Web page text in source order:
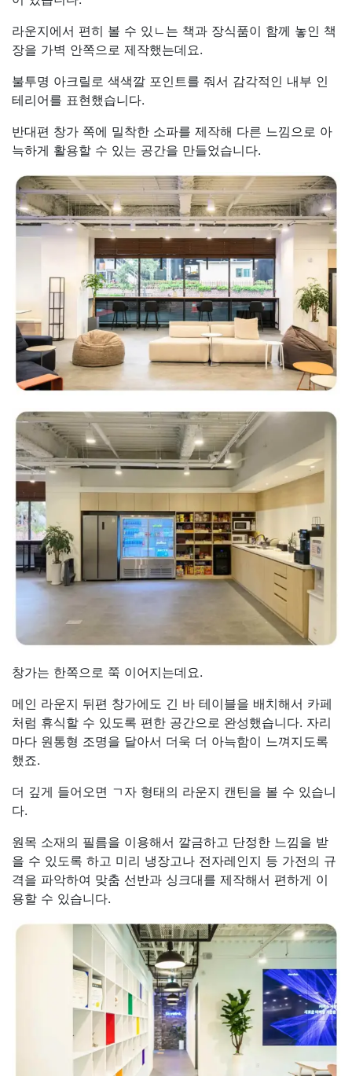
라운지에서 편히 볼 수 있ㄴ는 책과 장식품이 함께 놓인 책
장을 가벽 안쪽으로 제작했는데요.
불투명 아크릴로 색색깔 포인트를 줘서 감각적인 내부 인
테리어를 표현했습니다.
반대편 창가 쪽에 밀착한 소파를 제작해 다른 느낌으로 아
늑하게 활용할 수 있는 공간을 만들었습니다.
창가는 한쪽으로 쭉 이어지는데요.
메인 라운지 뒤편 창가에도 긴 바 테이블을 배치해서 카페
처럼 휴식할 수 있도록 편한 공간으로 완성했습니다. 자리
마다 원통형 조명을 달아서 더욱 더 아늑함이 느껴지도록
했죠.
더 깊게 들어오면 ㄱ자 형태의 라운지 캔틴을 볼 수 있습니
다.
원목 소재의 필름을 이용해서 깔금하고 단정한 느낌을 받
을 수 있도록 하고 미리 냉장고나 전자레인지 등 가전의 규
격을 파악하여 맞춤 선반과 싱크대를 제작해서 편하게 이
용할 수 있습니다.